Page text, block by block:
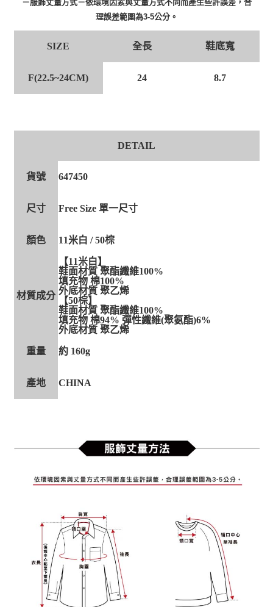
－服飾丈量方式－依環境因素與丈量方式不同而產生些許誤差，合
理誤差範圍為3-5公分。
SIZE 全長 鞋底寬
F(22.5~24CM) 24 8.7
DETAIL
貨號 647450
尺寸 Free Size 單一尺寸
顏色 11米白 / 50棕
材質成分
【11米白】
鞋面材質 聚酯纖維100%
填充物 棉100%
外底材質 聚乙烯
【50棕】
鞋面材質 聚酯纖維100%
填充物 棉94% 彈性纖維(聚氨酯)6%
外底材質 聚乙烯
重量 約 160g
產地 CHINA